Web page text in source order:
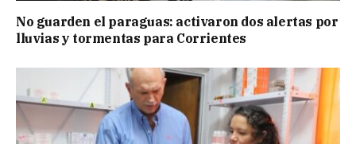
No guarden el paraguas: activaron dos alertas por
lluvias y tormentas para Corrientes